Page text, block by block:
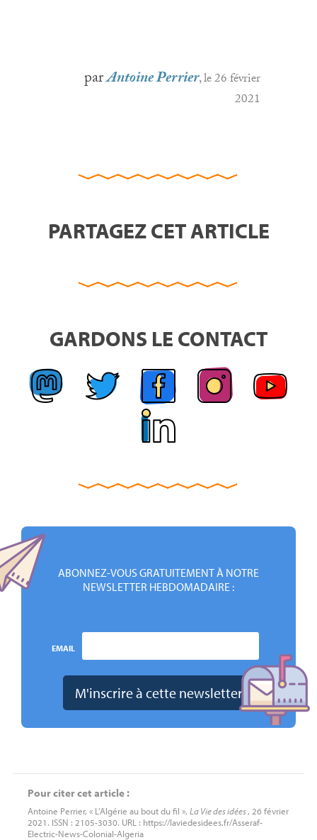
parAntoine Perrier, le 26 février
2021
PARTAGEZ CET ARTICLE
GARDONS LE CONTACT
ABONNEZ-VOUS GRATUITEMENT À NOTRE
NEWSLETTER HEBDOMADAIRE :
EMAIL
Pour citer cet article :
Antoine Perrier, « L’Algérie au bout du fil », La Vie des idées, 26 février
2021. ISSN : 2105-3030. URL : https://laviedesidees.fr/Asseraf-
Electric-News-Colonial-Algeria